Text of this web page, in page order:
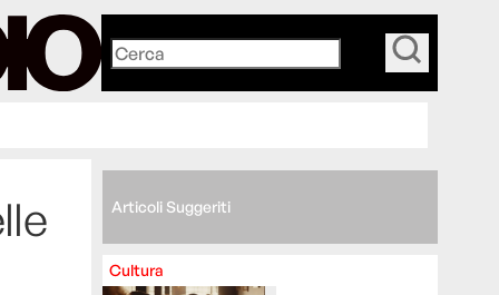
Articoli Suggeriti
Cultura